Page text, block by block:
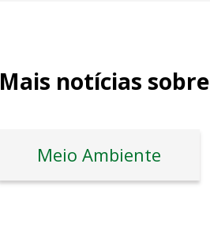
Mais notícias sobre
Meio Ambiente